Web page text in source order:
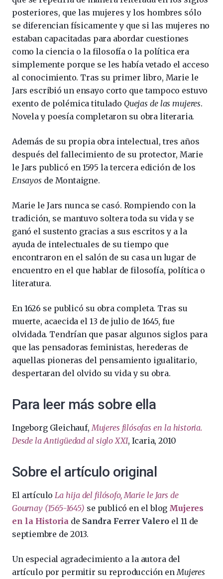
posteriores, que las mujeres y los hombres sólo
se diferencian físicamente y que si las mujeres no
estaban capacitadas para abordar cuestiones
como la ciencia o la filosofía o la política era
simplemente porque se les había vetado el acceso
al conocimiento. Tras su primer libro, Marie le
Jars escribió un ensayo corto que tampoco estuvo
exento de polémica titulado Quejas de las mujeres.
Novela y poesía completaron su obra literaria.
Además de su propia obra intelectual, tres años
después del fallecimiento de su protector, Marie
le Jars publicó en 1595 la tercera edición de los
Ensayos de Montaigne.
Marie le Jars nunca se casó. Rompiendo con la
tradición, se mantuvo soltera toda su vida y se
ganó el sustento gracias a sus escritos y a la
ayuda de intelectuales de su tiempo que
encontraron en el salón de su casa un lugar de
encuentro en el que hablar de filosofía, política o
literatura.
En 1626 se publicó su obra completa. Tras su
muerte, acaecida el 13 de julio de 1645, fue
olvidada. Tendrían que pasar algunos siglos para
que las pensadoras feministas, herederas de
aquellas pioneras del pensamiento igualitario,
despertaran del olvido su vida y su obra.
Para leer más sobre ella
Ingeborg Gleichauf, Mujeres filósofas en la historia.
Desde la Antigüedad al siglo XXI, Icaria, 2010
Sobre el artículo original
El artículo La hija del filósofo, Marie le Jars de
Gournay (1565-1645) se publicó en el blog Mujeres
en la Historia de Sandra Ferrer Valeroel 11 de
septiembre de 2013.
Un especial agradecimiento a la autora del
artículo por permitir su reproducción en Mujeres